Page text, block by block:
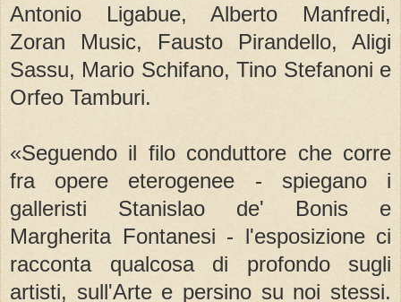
Antonio Ligabue, Alberto Manfredi,
Zoran Music, Fausto Pirandello, Aligi
Sassu, Mario Schifano, Tino Stefanoni e
Orfeo Tamburi.
«Seguendo il filo conduttore che corre
fra opere eterogenee - spiegano i
galleristi Stanislao de' Bonis e
Margherita Fontanesi - l'esposizione ci
racconta qualcosa di profondo sugli
artisti, sull'Arte e persino su noi stessi.